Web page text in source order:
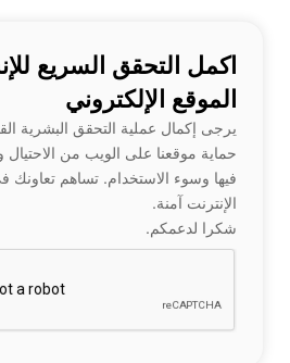
اكمل التحقق السريع
الموقع الإلكتروني
يرجى إكمال عملية التحقق البشرية
حماية موقعنا على الويب من
فيها وسوء الاستخدام. تساهم تعاونك
الإنترنت آمنة.
شكرا لدعمكم.